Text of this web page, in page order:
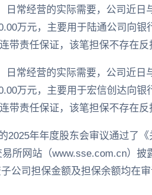
日常经营的实际需要，公司近日
万元，主要用于陆通公司向银
责任保证，该笔担保不存在反
日常经营的实际需要，公司近日
万元，主要用于宏信创达向银
责任保证，该笔担保不存在反
2025年年度股东会审议通过了《
所网站（www.sse.com.cn）披
公司担保金额及担保余额均在